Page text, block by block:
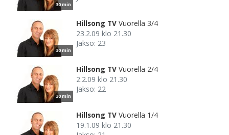
30 min
30 min
Hillsong TV Vuorella 3/4
23.2.09 klo 21.30
Jakso: 23
30 min
Hillsong TV Vuorella 2/4
2.2.09 klo 21.30
Jakso: 22
Hillsong TV Vuorella 1/4
19.1.09 klo 21.30